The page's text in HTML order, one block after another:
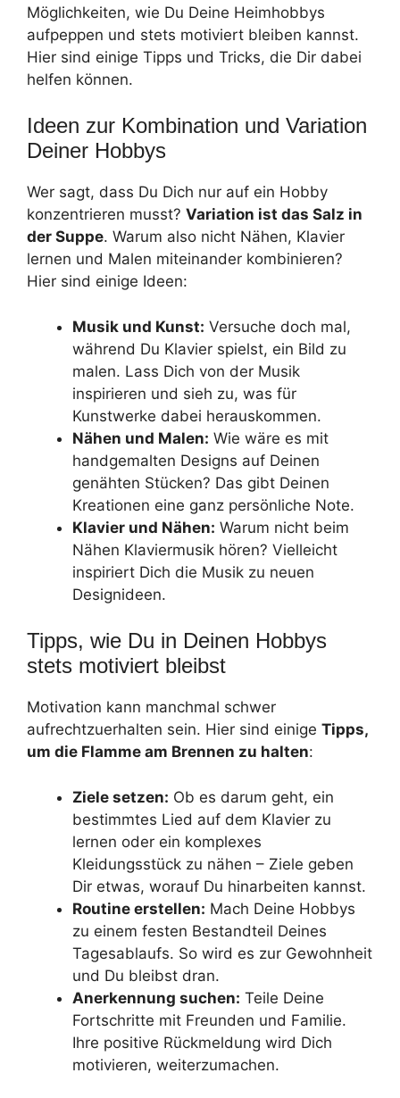
Möglichkeiten, wie Du Deine Heimhobbys
aufpeppen und stets motiviert bleiben kannst.
Hier sind einige Tipps und Tricks, die Dir dabei
helfen können.
Ideen zur Kombination und Variation
Deiner Hobbys
Wer sagt, dass Du Dich nur auf ein Hobby
konzentrieren musst? Variation ist das Salz in
der Suppe. Warum also nicht Nähen, Klavier
lernen und Malen miteinander kombinieren?
Hier sind einige Ideen:
Musik und Kunst: Versuche doch mal,
während Du Klavier spielst, ein Bild zu
malen. Lass Dich von der Musik
inspirieren und sieh zu, was für
Kunstwerke dabei herauskommen.
Nähen und Malen: Wie wäre es mit
handgemalten Designs auf Deinen
genähten Stücken? Das gibt Deinen
Kreationen eine ganz persönliche Note.
Klavier und Nähen: Warum nicht beim
Nähen Klaviermusik hören? Vielleicht
inspiriert Dich die Musik zu neuen
Designideen.
Tipps, wie Du in Deinen Hobbys
stets motiviert bleibst
Motivation kann manchmal schwer
aufrechtzuerhalten sein. Hier sind einige Tipps,
um die Flamme am Brennen zu halten:
Ziele setzen: Ob es darum geht, ein
bestimmtes Lied auf dem Klavier zu
lernen oder ein komplexes
Kleidungsstück zu nähen – Ziele geben
Dir etwas, worauf Du hinarbeiten kannst.
Routine erstellen: Mach Deine Hobbys
zu einem festen Bestandteil Deines
Tagesablaufs. So wird es zur Gewohnheit
und Du bleibst dran.
Anerkennung suchen: Teile Deine
Fortschritte mit Freunden und Familie.
Ihre positive Rückmeldung wird Dich
motivieren, weiterzumachen.